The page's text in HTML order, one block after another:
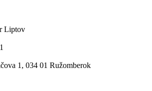
Liptov
1, 034 01 Ružomberok